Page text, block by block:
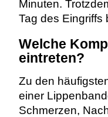
Minuten.
Tag des Eingriffs
Welche
eintreten?
Zu den
einer
Schmerzen,